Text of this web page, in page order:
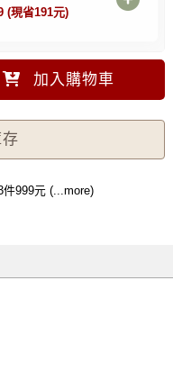
(現省191元)
加入購物車
999元 (...more)